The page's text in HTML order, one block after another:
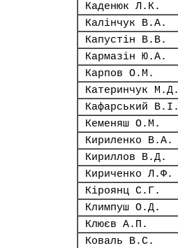
Каденюк Л.К.
Калінчук В.А.
Капустін В.В.
Кармазін Ю.А.
Карпов О.М.
Катеринчук М.Д.
Кафарський В.І.
Кеменяш О.М.
Кириленко В.А.
Кириллов В.Д.
Кириченко Л.Ф.
Кіроянц С.Г.
Климпуш О.Д.
Клюєв А.П.
Коваль В.С.